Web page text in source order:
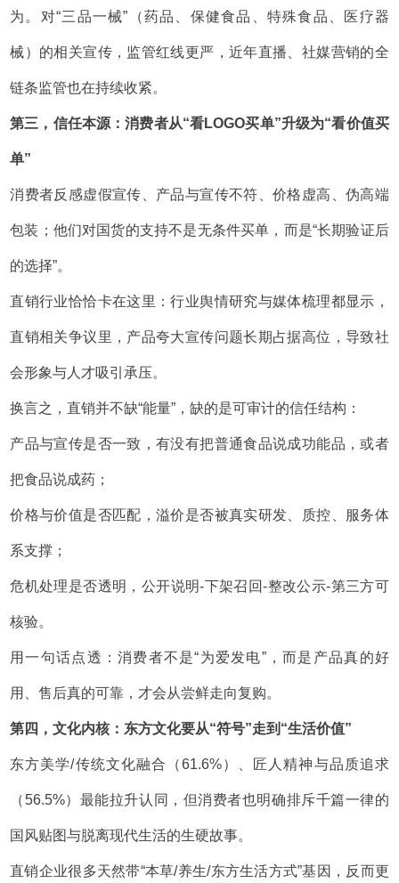
为。对“三品一械”（药品、保健食品、特殊食品、医疗器
械）的相关宣传，监管红线更严，近年直播、社媒营销的全
链条监管也在持续收紧。
第三，信任本源：消费者从“看LOGO买单”升级为“看价值买
单”
消费者反感虚假宣传、产品与宣传不符、价格虚高、伪高端
包装；他们对国货的支持不是无条件买单，而是“长期验证后
的选择”。
直销行业恰恰卡在这里：行业舆情研究与媒体梳理都显示，
直销相关争议里，产品夸大宣传问题长期占据高位，导致社
会形象与人才吸引承压。
换言之，直销并不缺“能量”，缺的是可审计的信任结构：
产品与宣传是否一致，有没有把普通食品说成功能品，或者
把食品说成药；
价格与价值是否匹配，溢价是否被真实研发、质控、服务体
系支撑；
危机处理是否透明，公开说明-下架召回-整改公示-第三方可
核验。
用一句话点透：消费者不是“为爱发电”，而是产品真的好
用、售后真的可靠，才会从尝鲜走向复购。
第四，文化内核：东方文化要从“符号”走到“生活价值”
东方美学/传统文化融合（61.6%）、匠人精神与品质追求
（56.5%）最能拉升认同，但消费者也明确排斥千篇一律的
国风贴图与脱离现代生活的生硬故事。
直销企业很多天然带“本草/养生/东方生活方式”基因，反而更